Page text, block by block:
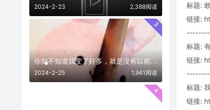
标题:
链接:
标题:
链接:
标题:
链接:
2024-2-23 2,388阅读
3
你知不知道我变了好多，就是没有以前那么可爱了
2024-2-25 1,941阅读
4